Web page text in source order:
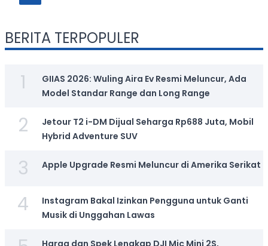
BERITA TERPOPULER
1
GIIAS 2026: Wuling Aira Ev Resmi Meluncur, Ada
Model Standar Range dan Long Range
2
Jetour T2 i-DM Dijual Seharga Rp688 Juta, Mobil
Hybrid Adventure SUV
3 Apple Upgrade Resmi Meluncur di Amerika Serikat
4
Instagram Bakal Izinkan Pengguna untuk Ganti
Musik di Unggahan Lawas
Harga dan Spek Lengkap DJI Mic Mini 2S,